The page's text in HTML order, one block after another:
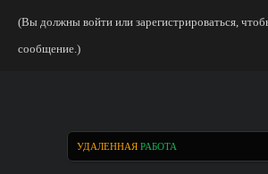
УДАЛЕННАЯ РАБОТА
(Вы должны войти или зарегистрироваться,
сообщение.)